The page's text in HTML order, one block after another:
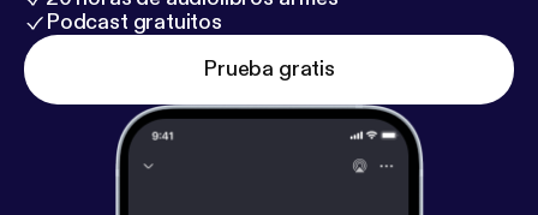
Podcast gratuitos
Prueba gratis